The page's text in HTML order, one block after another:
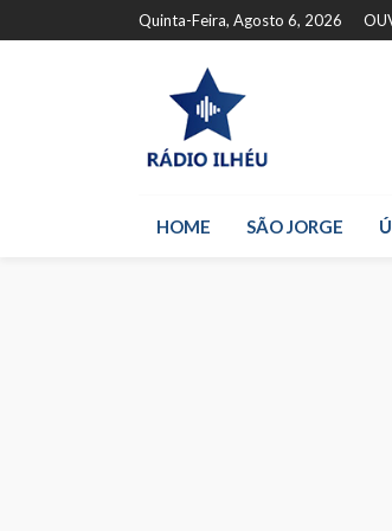
Quinta-Feira, Agosto 6, 2026
HOME SÃO JORGE